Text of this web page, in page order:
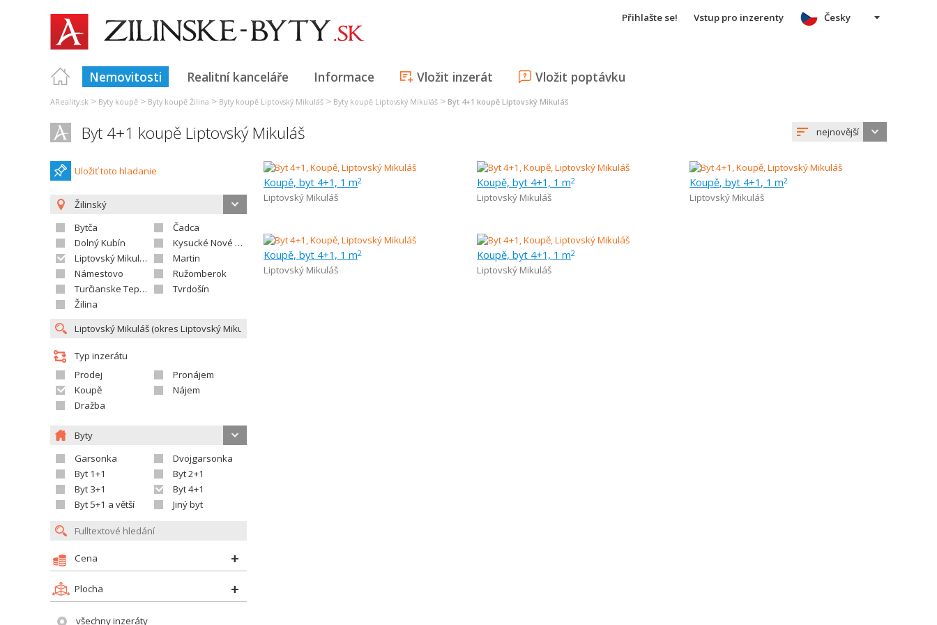
Přihlašte se! Vstup pro inzerenty
Nemovitosti Realitní kanceláře Informace Vložit inzerát Vložit poptávku
Česky
AReality.sk > Byty koupě > Byty koupě Žilina > Byty koupě Liptovský Mikuláš > Byty koupě Liptovský Mikuláš > Byt 4+1 koupě Liptovský Mikuláš
Byt 4+1 koupě Liptovský Mikuláš nejnovější
Uložiť toto hladanie
Žilinský
Bytča
Čadca
Dolný Kubín
Kysucké Nové Mesto
Liptovský Mikuláš
Martin
Námestovo
Ružomberok
Turčianske Teplice
Tvrdošín
Žilina
Typ inzerátu
Prodej
Pronájem
Koupě
Nájem
Dražba
Byty
Garsonka
Dvojgarsonka
Byt 1+1
Byt 2+1
Byt 3+1
Byt 4+1
Byt 5+1 a větší
Jiný byt
Cena
Plocha
všechny inzeráty
Koupě, byt 4+1, 1 m2
Liptovský Mikuláš
Koupě, byt 4+1, 1 m2
Liptovský Mikuláš
Koupě, byt 4+1, 1 m2
Liptovský Mikuláš
Koupě, byt 4+1, 1 m2
Liptovský Mikuláš
Koupě, byt 4+1, 1 m2
Liptovský Mikuláš